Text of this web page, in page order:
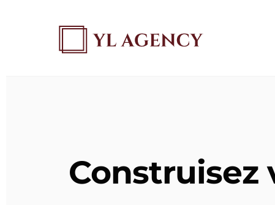
Construisez